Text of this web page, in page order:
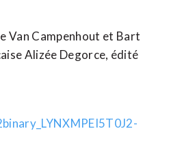
Van Campenhout et Bart
Alizée Degorce, édité